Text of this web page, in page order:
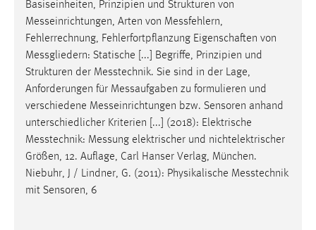
Basiseinheiten, Prinzipien und Strukturen von
Messeinrichtungen, Arten von Messfehlern,
Fehlerrechnung, Fehlerfortpflanzung Eigenschaften von
Messgliedern: Statische [...] Begriffe, Prinzipien und
Strukturen der Messtechnik. Sie sind in der Lage,
Anforderungen für Messaufgaben zu formulieren und
verschiedene Messeinrichtungen bzw. Sensoren anhand
unterschiedlicher Kriterien [...] (2018): Elektrische
Messtechnik: Messung elektrischer und nichtelektrischer
Größen, 12. Auflage, Carl Hanser Verlag, München.
Niebuhr, J / Lindner, G. (2011): Physikalische Messtechnik
mit Sensoren, 6